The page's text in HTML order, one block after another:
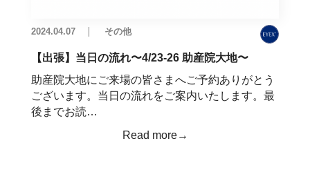
2024.04.07 その他
【出張】当日の流れ〜4/23-26 助産院大地〜
助産院大地にご来場の皆さまへご予約ありがとう
ございます。当日の流れをご案内いたします。最
後までお読…
Read more→